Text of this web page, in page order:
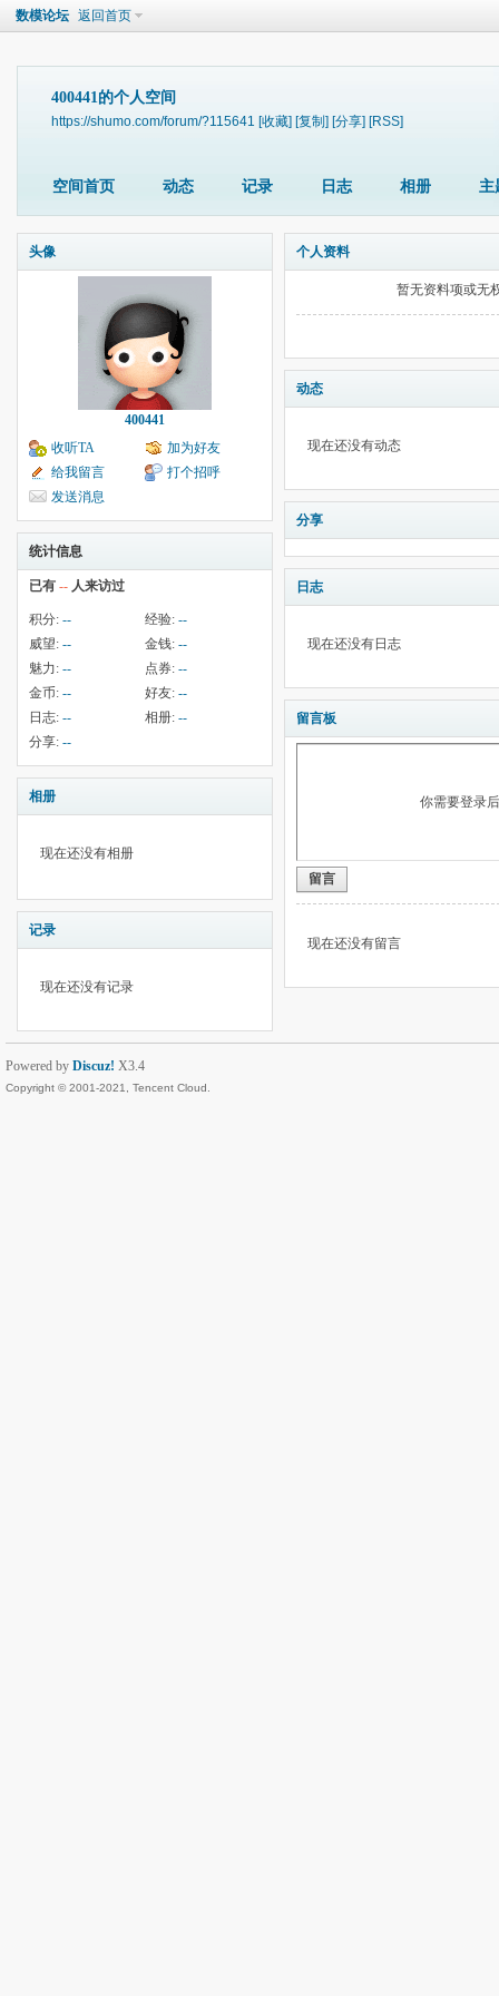
数模论坛 返回首页
400441的个人空间
https://shumo.com/forum/?115641 [收藏] [复制] [分享] [RSS]
空间首页 动态 记录 日志 相册 主
头像
400441
收听TA
加为好友
给我留言
打个招呼
发送消息
统计信息
已有 -- 人来访过
积分: -- 经验: --
威望: -- 金钱: --
魅力: -- 点券: --
金币: -- 好友: --
日志: -- 相册: --
分享: --
相册
现在还没有相册
记录
现在还没有记录
个人资料
暂无资料项或无
动态
现在还没有动态
分享
日志
现在还没有日志
留言板
你需要登录
留言
现在还没有留言
Powered by Discuz! X3.4
Copyright © 2001-2021, Tencent Cloud.